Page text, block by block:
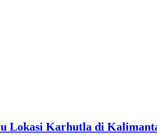
Lokasi Karhutla di